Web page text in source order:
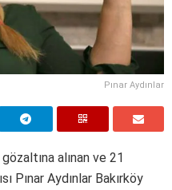
Pınar Aydınlar
alınan ve 21
Pınar Aydınlar Bakırköy